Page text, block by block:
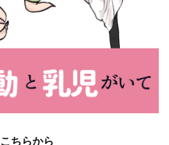
ちらから